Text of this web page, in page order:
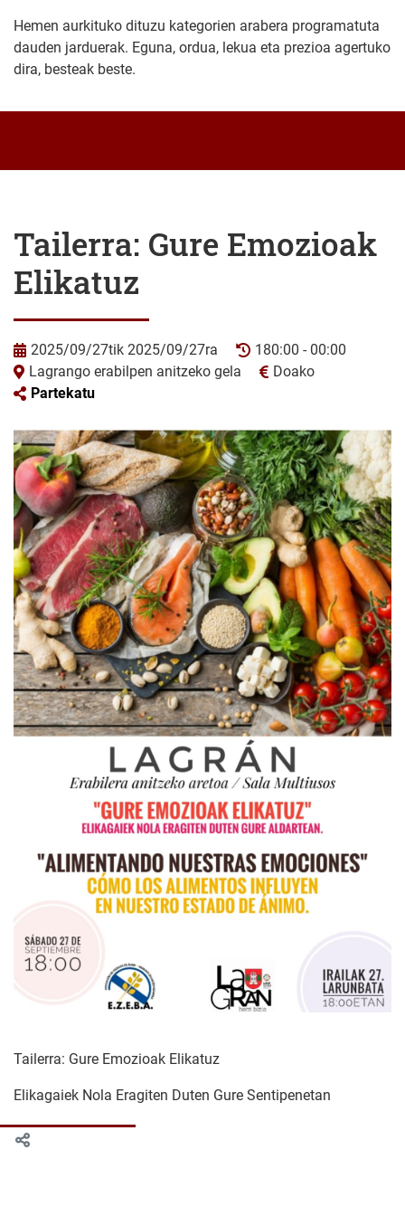
Hemen aurkituko dituzu kategorien arabera programatuta
dauden jarduerak. Eguna, ordua, lekua eta prezioa agertuko
dira, besteak beste.
Tailerra: Gure Emozioak
Elikatuz
2025/09/27tik 2025/09/27ra
180:00 - 00:00
Lagrango erabilpen anitzeko gela
Doako
Partekatu
Tailerra: Gure Emozioak Elikatuz
Elikagaiek Nola Eragiten Duten Gure Sentipenetan